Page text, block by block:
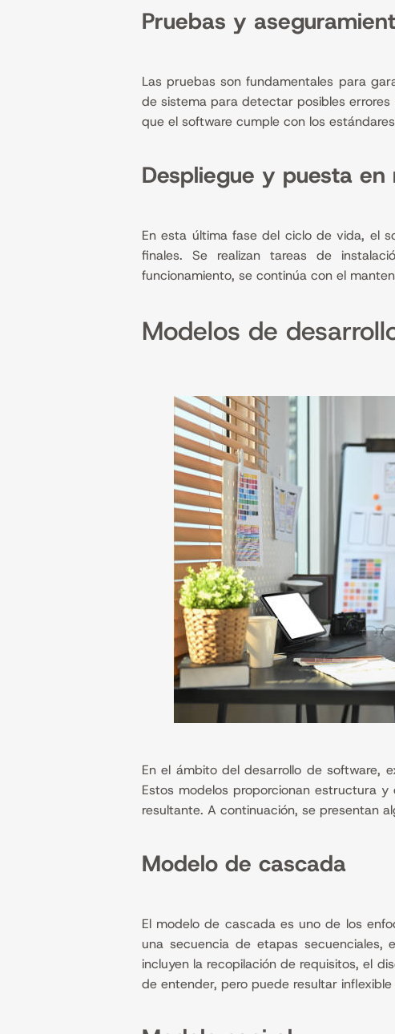
Pruebas y
Las pruebas son fundamentales para
de sistema para detectar posibles
que el software cumple con los
Despliegue y puesta
En esta última fase del ciclo de vida, el
finales. Se realizan tareas de
funcionamiento, se continúa con el
Modelos de
En el ámbito del desarrollo de software,
Estos modelos proporcionan estructura
resultante. A continuación, se presentan
Modelo de cascada
El modelo de cascada es uno de los
una secuencia de etapas
incluyen la recopilación de requisitos, el
de entender, pero puede resultar